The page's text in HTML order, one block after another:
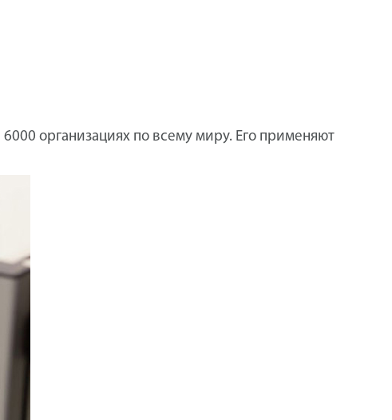
организациях по всему миру. Его применяют